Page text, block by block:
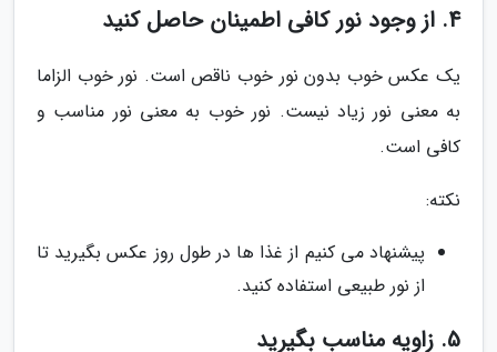
4. از وجود نور کافی اطمینان حاصل کنید
یک عکس خوب بدون نور خوب ناقص است. نور خوب الزاما
به معنی نور زیاد نیست. نور خوب به معنی نور مناسب و
کافی است.
نکته:
پیشنهاد می کنیم از غذا ها در طول روز عکس بگیرید تا
از نور طبیعی استفاده کنید.
5. زاویه مناسب بگیرید